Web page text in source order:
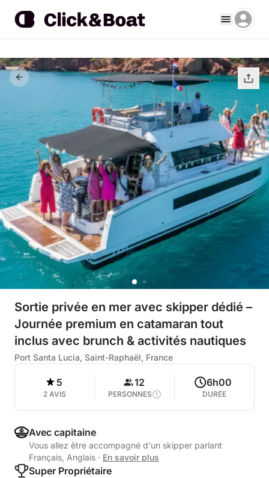
Sortie privée en mer avec skipper dédié –
Journée premium en catamaran tout
inclus avec brunch & activités nautiques
Port Santa Lucia, Saint-Raphaël, France
5
2 AVIS
12
PERSONNES
6h00
DURÉE
Avec capitaine
Vous allez être accompagné d'un skipper parlant
Français, Anglais · En savoir plus
Super Propriétaire